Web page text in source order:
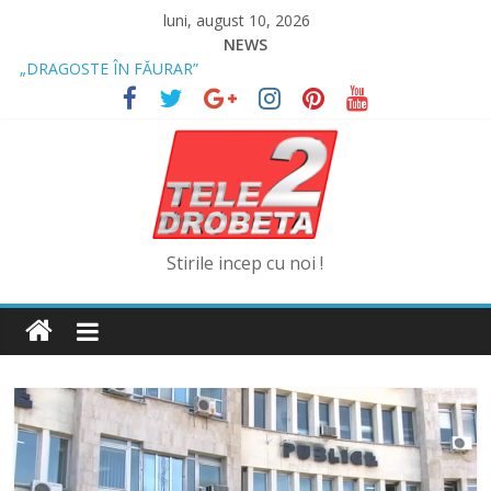
content
luni, august 10, 2026
NEWS
„DRAGOSTE ÎN FĂURAR”
NOUL COD RUTIER A INTRAT ÎN VIGOARE!
MII DE ȚIGARETE DE CONTRABANDĂ, CONFISCATE DE
BĂUT, DROGAT ȘI FĂRĂ PERMIS, LA VOLAN
SPRIJIN FINANCIAR PENTRU FERMIERI
Stirile incep cu noi !